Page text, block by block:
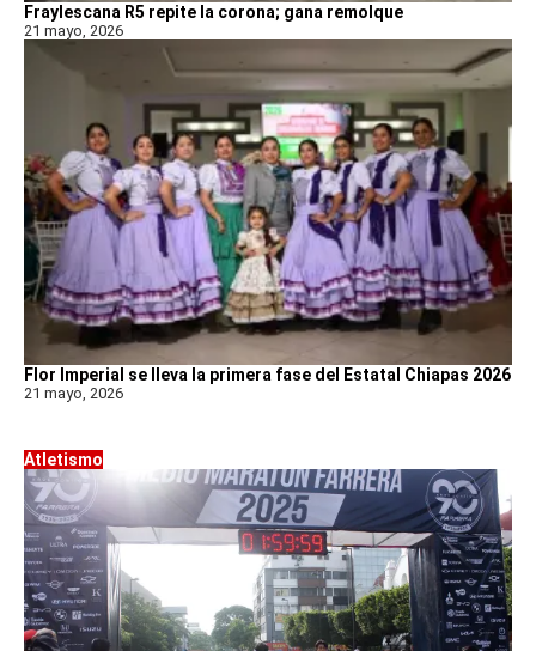
Fraylescana R5 repite la corona; gana remolque
21 mayo, 2026
Flor Imperial se lleva la primera fase del Estatal Chiapas 2026
21 mayo, 2026
Atletismo